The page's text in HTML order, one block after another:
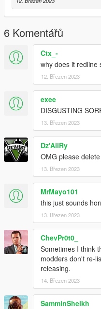
6 Komentářů
Ctx_-
why does it redline
12. Březen 2023
exee
DISGUSTING
13. Březen 2023
Dz'AiiRy
OMG please
13. Březen 2023
MrMayo101
this just sounds
13. Březen 2023
ChevPr0t0_
Sometimes I think
modders don't re-
releasing.
14. Březen 2023
SamminSheikh